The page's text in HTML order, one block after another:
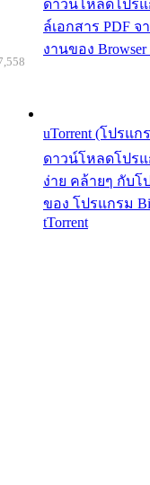
ดาวน์โหลดโปรแ
ล์เอกสาร PDF
งานของ
uTorrent (โปรแ
ดาวน์โหลดโปรแ
ง่าย คล้ายๆ กับโ
ของ โปรแกรม
tTorrent